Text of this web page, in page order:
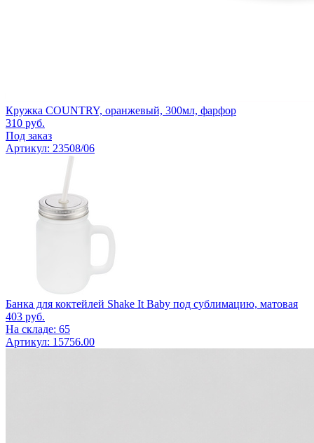
Кружка COUNTRY, оранжевый, 300мл, фарфор
310 руб.
Под заказ
Артикул: 23508/06
Банка для коктейлей Shake It Baby под сублимацию, матовая
403 руб.
На складе: 65
Артикул: 15756.00